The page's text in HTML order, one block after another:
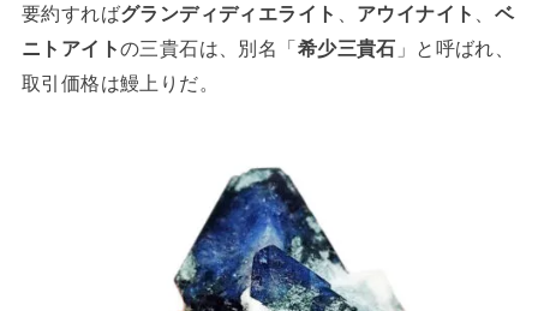
要約すればグランディディエライト アウイナイト
ベ
ニトアイトの三貴石は、別名「 希少三貴石 」と呼ばれ、
取引価格は鰻上りだ。